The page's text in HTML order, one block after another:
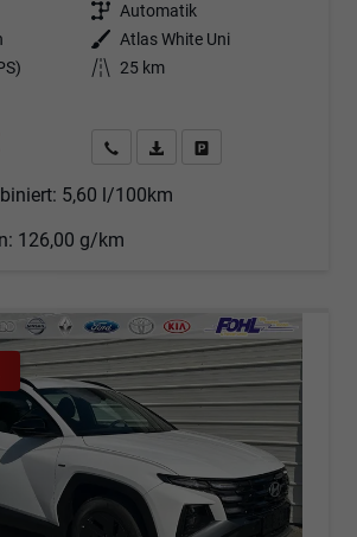
Getriebe Automatik
Außenfarbe Atlas White Uni
Kilometerstand 25 km
Angebot anfordern
Fahrzeugexpose (PDF)
5,60 l/100km
126,00 g/km